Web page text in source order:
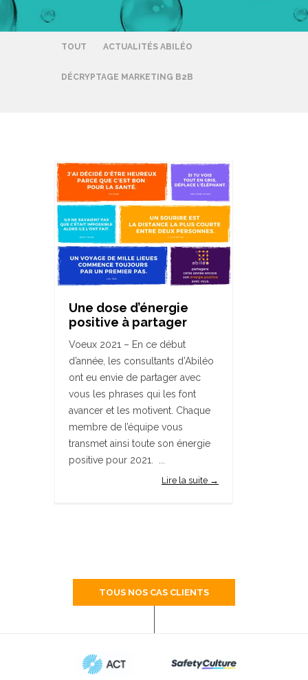
TOUT ACTUALITÉS ABILÉO
DÉCRYPTAGE MARKETING B2B
Une dose d’énergie
positive à partager
Voeux 2021 – En ce début
d’année, les consultants d’Abiléo
ont eu envie de partager avec
vous les phrases qui les font
avancer et les motivent. Chaque
membre de l’équipe vous
transmet ainsi toute son énergie
positive pour 2021. ...
Lire la suite →
TOUS NOS CAS CLIENTS